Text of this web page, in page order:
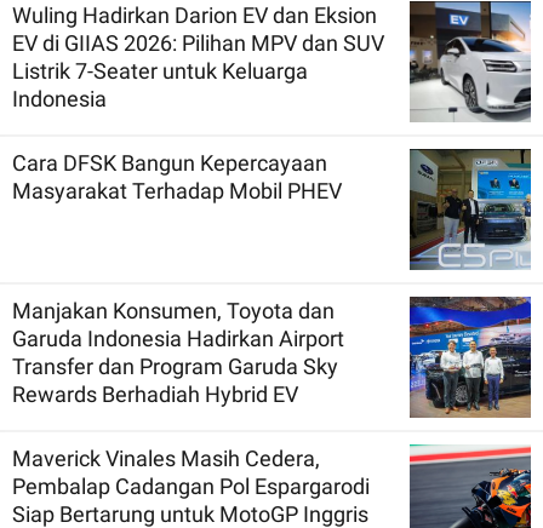
Wuling Hadirkan Darion EV dan Eksion
EV di GIIAS 2026: Pilihan MPV dan SUV
Listrik 7-Seater untuk Keluarga
Indonesia
Cara DFSK Bangun Kepercayaan
Masyarakat Terhadap Mobil PHEV
Manjakan Konsumen, Toyota dan
Garuda Indonesia Hadirkan Airport
Transfer dan Program Garuda Sky
Rewards Berhadiah Hybrid EV
Maverick Vinales Masih Cedera,
Pembalap Cadangan Pol Espargarodi
Siap Bertarung untuk MotoGP Inggris